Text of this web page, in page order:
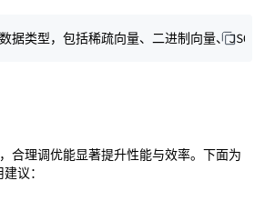
合理调优能显著提升性能与效率。下面为
议：